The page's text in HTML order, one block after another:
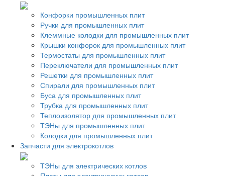
Конфорки промышленных плит
Ручки для промышленных плит
Клеммные колодки для промышленных плит
Крышки конфорок для промышленных плит
Термостаты для промышленных плит
Переключатели для промышленных плит
Решетки для промышленных плит
Спирали для промышленных плит
Буса для промышленных плит
Трубка для промышленных плит
Теплоизолятор для промышленных плит
ТЭНы для промышленных плит
Колодки для промышленных плит
Запчасти для электрокотлов
ТЭНы для электрических котлов